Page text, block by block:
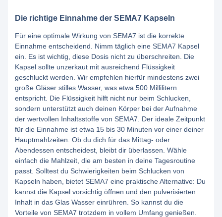
Die richtige Einnahme der SEMA7 Kapseln
Für eine optimale Wirkung von SEMA7 ist die korrekte
Einnahme entscheidend. Nimm täglich eine SEMA7 Kapsel
ein. Es ist wichtig, diese Dosis nicht zu überschreiten. Die
Kapsel sollte unzerkaut mit ausreichend Flüssigkeit
geschluckt werden. Wir empfehlen hierfür mindestens zwei
große Gläser stilles Wasser, was etwa 500 Millilitern
entspricht. Die Flüssigkeit hilft nicht nur beim Schlucken,
sondern unterstützt auch deinen Körper bei der Aufnahme
der wertvollen Inhaltsstoffe von SEMA7. Der ideale Zeitpunkt
für die Einnahme ist etwa 15 bis 30 Minuten vor einer deiner
Hauptmahlzeiten. Ob du dich für das Mittag- oder
Abendessen entscheidest, bleibt dir überlassen. Wähle
einfach die Mahlzeit, die am besten in deine Tagesroutine
passt. Solltest du Schwierigkeiten beim Schlucken von
Kapseln haben, bietet SEMA7 eine praktische Alternative: Du
kannst die Kapsel vorsichtig öffnen und den pulverisierten
Inhalt in das Glas Wasser einrühren. So kannst du die
Vorteile von SEMA7 trotzdem in vollem Umfang genießen.